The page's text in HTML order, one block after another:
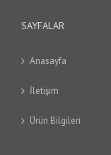
SAYFALAR
Anasayfa
İletişim
Ürün Bilgileri